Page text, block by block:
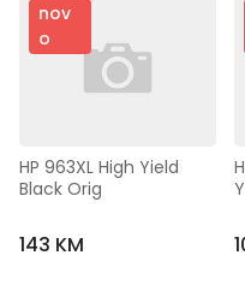
nov
o
HP 963XL High Yield
Black Orig
143 KM